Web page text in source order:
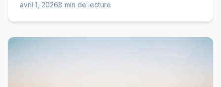
budget mensuel type.
avril 1, 20268 min de lecture